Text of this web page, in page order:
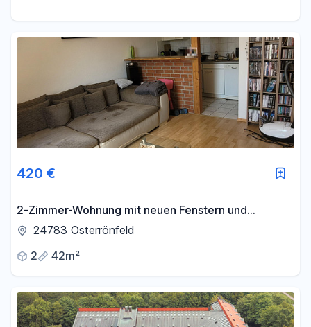
420 €
2-Zimmer-Wohnung mit neuen Fenstern und
Carport– modernisiert & praktisch
24783 Osterrönfeld
2
42m²